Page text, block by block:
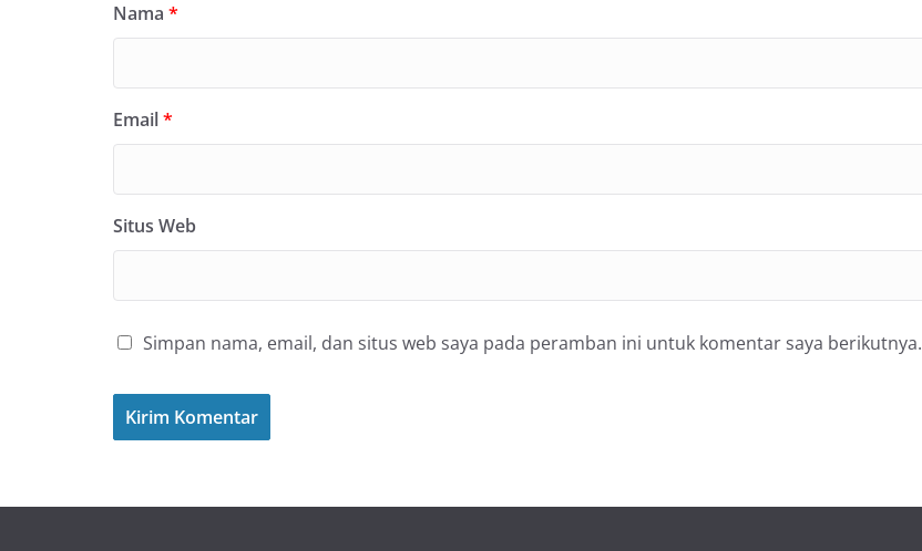
Nama *
Email*
Situs Web
Simpan nama, email, dan situs web saya pada peramban ini untuk komentar saya berikutnya.